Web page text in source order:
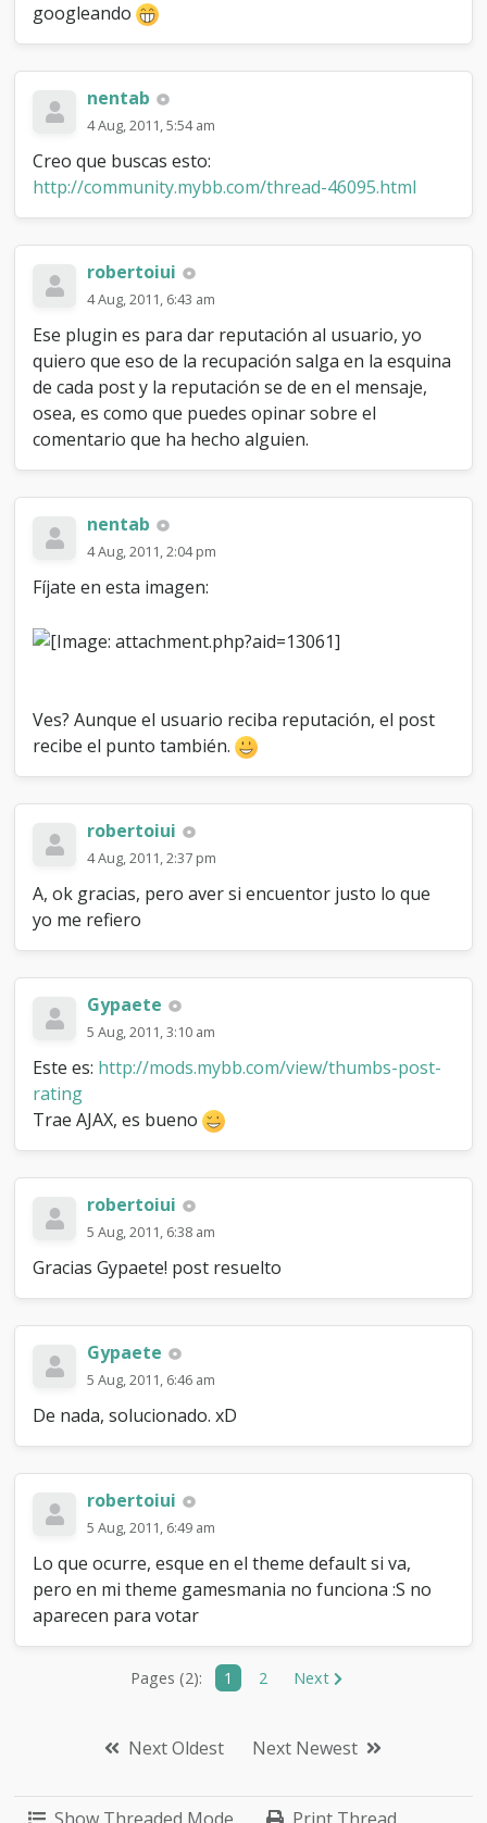
googleando
nentab
4 Aug, 2011, 5:54 am
Creo que buscas esto:
http://community.mybb.com/thread-46095.html
robertoiui
4 Aug, 2011, 6:43 am
Ese plugin es para dar reputación al usuario, yo
quiero que eso de la recupación salga en la esquina
de cada post y la reputación se de en el mensaje,
osea, es como que puedes opinar sobre el
comentario que ha hecho alguien.
nentab
4 Aug, 2011, 2:04 pm
Fíjate en esta imagen:
Ves? Aunque el usuario reciba reputación, el post
recibe el punto también.
robertoiui
4 Aug, 2011, 2:37 pm
A, ok gracias, pero aver si encuentor justo lo que
yo me refiero
Gypaete
5 Aug, 2011, 3:10 am
Este es: http://mods.mybb.com/view/thumbs-post-
rating
Trae AJAX, es bueno
robertoiui
5 Aug, 2011, 6:38 am
Gracias Gypaete! post resuelto
Gypaete
5 Aug, 2011, 6:46 am
De nada, solucionado. xD
robertoiui
5 Aug, 2011, 6:49 am
Lo que ocurre, esque en el theme default si va,
pero en mi theme gamesmania no funciona :S no
aparecen para votar
Pages (2): 1 2 Next
Next Oldest Next Newest